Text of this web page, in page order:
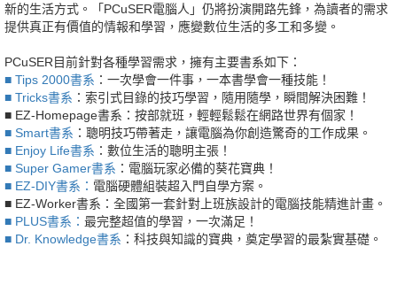
新的生活方式。「PCuSER電腦人」仍將扮演開路先鋒，為讀者的需求
提供真正有價值的情報和學習，應變數位生活的多工和多變。
PCuSER目前針對各種學習需求，擁有主要書系如下：
■ Tips 2000書系 ：一次學會一件事，一本書學會一種技能！
■ Tricks書系 ：索引式目錄的技巧學習，隨用隨學，瞬間解決困難！
■ EZ-Homepage書系 ：按部就班，輕輕鬆鬆在網路世界有個家！
■ Smart書系 ：聰明技巧帶著走，讓電腦為你創造驚奇的工作成果。
■ Enjoy Life書系 ：數位生活的聰明主張！
■ Super Gamer書系 ：電腦玩家必備的葵花寶典！
■ EZ-DIY書系： 電腦硬體組裝超入門自學方案。
■ EZ-Worker書系 ：全國第一套針對上班族設計的電腦技能精進計畫。
■ PLUS書系： 最完整超值的學習，一次滿足！
■ Dr. Knowledge書系 ：科技與知識的寶典，奠定學習的最紮實基礎。